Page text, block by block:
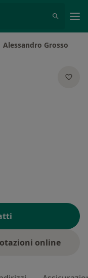
città
Alessandro Grosso
online